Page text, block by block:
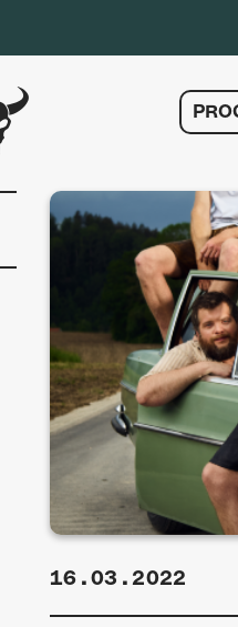
16.03.2022